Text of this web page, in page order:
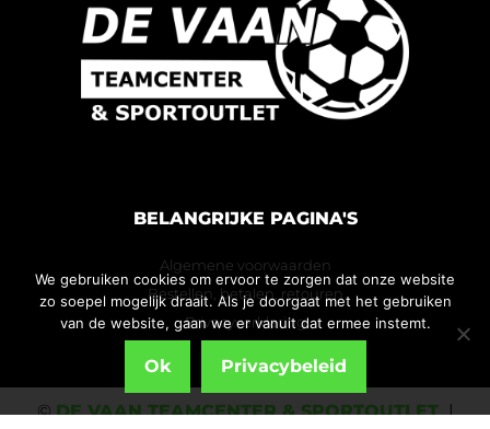
BELANGRIJKE PAGINA'S
Algemene voorwaarden
Bestellen, betalen, retouren
Privacyverklaring
©DE VAAN TEAMCENTER & SPORTOUTLET|
We gebruiken cookies om ervoor te zorgen dat onze website
zo soepel mogelijk draait. Als je doorgaat met het gebruiken
van de website, gaan we er vanuit dat ermee instemt.
Ok Privacybeleid